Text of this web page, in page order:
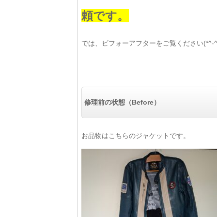
頼です。
では、ビフォーアフターをご覧ください(*^-
修理前の状態（Before）
お品物はこちらのジャケットです。